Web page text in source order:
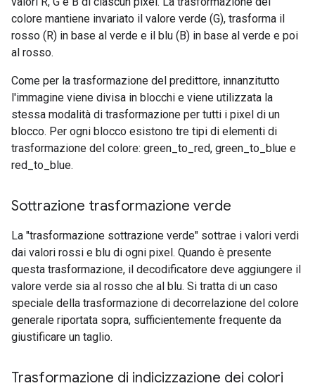
colore mantiene invariato il valore verde (G), trasforma il
rosso (R) in base al verde e il blu (B) in base al verde e poi
al rosso.
Come per la trasformazione del predittore, innanzitutto
l'immagine viene divisa in blocchi e viene utilizzata la
stessa modalità di trasformazione per tutti i pixel di un
blocco. Per ogni blocco esistono tre tipi di elementi di
trasformazione del colore: green_to_red, green_to_blue e
red_to_blue.
Sottrazione trasformazione verde
La "trasformazione sottrazione verde" sottrae i valori verdi
dai valori rossi e blu di ogni pixel. Quando è presente
questa trasformazione, il decodificatore deve aggiungere il
valore verde sia al rosso che al blu. Si tratta di un caso
speciale della trasformazione di decorrelazione del colore
generale riportata sopra, sufficientemente frequente da
giustificare un taglio.
Trasformazione di indicizzazione dei colori